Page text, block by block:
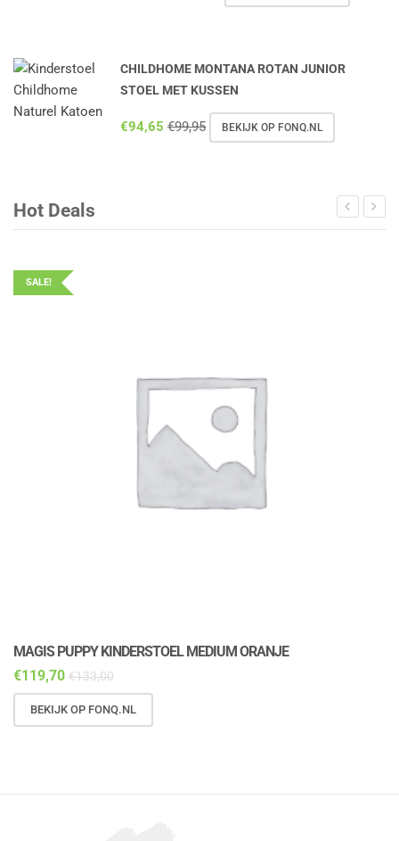
CHILDHOME MONTANA ROTAN JUNIOR
STOEL MET KUSSEN
€94,65 €99,95 BEKIJK OP FONQ.NL
Hot Deals
SALE!
MAGIS PUPPY KINDERSTOEL MEDIUM ORANJE
€119,70 €133,00
BEKIJK OP FONQ.NL